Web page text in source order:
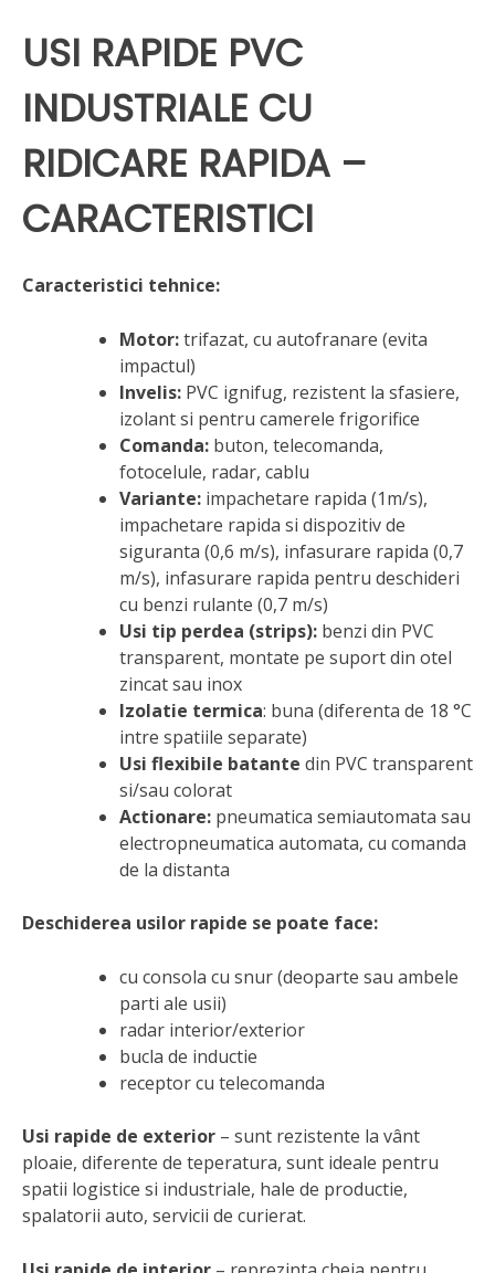
USI RAPIDE PVC
INDUSTRIALE CU
RIDICARE RAPIDA –
CARACTERISTICI
Caracteristici tehnice:
Motor:trifazat, cu autofranare (evita
impactul)
Invelis: PVC ignifug, rezistent la sfasiere,
izolant si pentru camerele frigorifice
Comanda: buton, telecomanda,
fotocelule, radar, cablu
Variante: impachetare rapida (1m/s),
impachetare rapida si dispozitiv de
siguranta (0,6 m/s), infasurare rapida (0,7
m/s), infasurare rapida pentru deschideri
cu benzi rulante (0,7 m/s)
Usi tip perdea (strips): benzi din PVC
transparent, montate pe suport din otel
zincat sau inox
Izolatie termica: buna (diferenta de 18 °C
intre spatiile separate)
Usi flexibile batante din PVC transparent
si/sau colorat
Actionare: pneumatica semiautomata sau
electropneumatica automata, cu comanda
de la distanta
Deschiderea usilor rapide se poate face:
cu consola cu snur (deoparte sau ambele
parti ale usii)
radar interior/exterior
bucla de inductie
receptor cu telecomanda
Usi rapide de exterior – sunt rezistente la vânt
ploaie, diferente de teperatura, sunt ideale pentru
spatii logistice si industriale, hale de productie,
spalatorii auto, servicii de curierat.